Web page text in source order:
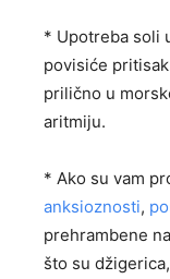
* Upotreba soli
povisiće
prilično u
aritmiju.
* Ako su vam
anksioznosti,
prehrambene
što su